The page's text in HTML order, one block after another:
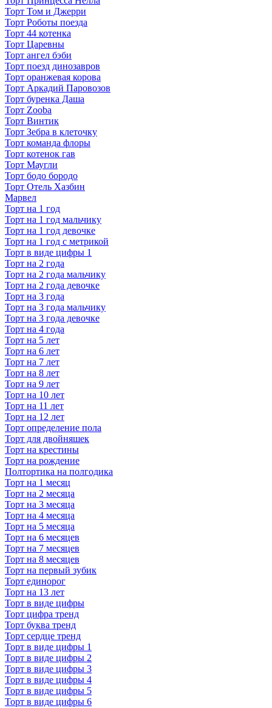
Торт Том и Джерри
Торт Роботы поезда
Торт 44 котенка
Торт Царевны
Торт ангел бэби
Торт поезд динозавров
Торт оранжевая корова
Торт Аркадий Паровозов
Торт буренка Даша
Торт Zooba
Торт Винтик
Торт Зебра в клеточку
Торт команда флоры
Торт котенок гав
Торт Маугли
Торт бодо бородо
Торт Отель Хазбин
Марвел
Торт на 1 год
Торт на 1 год мальчику
Торт на 1 год девочке
Торт на 1 год с метрикой
Торт в виде цифры 1
Торт на 2 года
Торт на 2 года мальчику
Торт на 2 года девочке
Торт на 3 года
Торт на 3 года мальчику
Торт на 3 года девочке
Торт на 4 года
Торт на 5 лет
Торт на 6 лет
Торт на 7 лет
Торт на 8 лет
Торт на 9 лет
Торт на 10 лет
Торт на 11 лет
Торт на 12 лет
Торт определение пола
Торт для двойняшек
Торт на крестины
Торт на рождение
Полтортика на полгодика
Торт на 1 месяц
Торт на 2 месяца
Торт на 3 месяца
Торт на 4 месяца
Торт на 5 месяца
Торт на 6 месяцев
Торт на 7 месяцев
Торт на 8 месяцев
Торт на первый зубик
Торт единорог
Торт на 13 лет
Торт в виде цифры
Торт цифра тренд
Торт буква тренд
Торт сердце тренд
Торт в виде цифры 1
Торт в виде цифры 2
Торт в виде цифры 3
Торт в виде цифры 4
Торт в виде цифры 5
Торт в виде цифры 6